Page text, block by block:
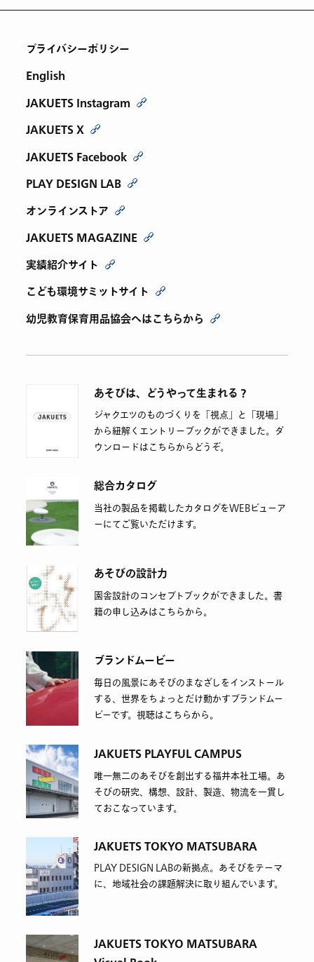
プライバシーポリシー
English
JAKUETS Instagram
JAKUETS X
JAKUETS Facebook
PLAY DESIGN LAB
オンラインストア
JAKUETS MAGAZINE
実績紹介サイト
こども環境サミットサイト
幼児教育保育用品協会へはこちらから
あそびは、どうやって生まれる？
ジャクエツのものづくりを「視点」と「現場」
から紐解くエントリーブックができました。ダ
ウンロードはこちらからどうぞ。
総合カタログ
当社の製品を掲載したカタログをWEBビューア
ーにてご覧いただけます。
あそびの設計力
園舎設計のコンセプトブックができました。書
籍の申し込みはこちらから。
ブランドムービー
毎日の風景にあそびのまなざしをインストール
する、世界をちょっとだけ動かすブランドムー
ビーです。視聴はこちらから。
JAKUETS PLAYFUL CAMPUS
唯一無二のあそびを創出する福井本社工場。あ
そびの研究、構想、設計、製造、物流を一貫し
ておこなっています。
JAKUETS TOKYO MATSUBARA
PLAY DESIGN LABの新拠点。あそびをテーマ
に、地域社会の課題解決に取り組んでいます。
JAKUETS TOKYO MATSUBARA